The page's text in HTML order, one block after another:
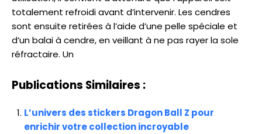
totalement refroidi avant d’intervenir. Les cendres
sont ensuite retirées à l’aide d’une pelle spéciale et
d’un balai à cendre, en veillant à ne pas rayer la sole
réfractaire. Un
Publications Similaires :
L’univers des stickers Dragon Ball Z pour
enrichir votre collection incroyable